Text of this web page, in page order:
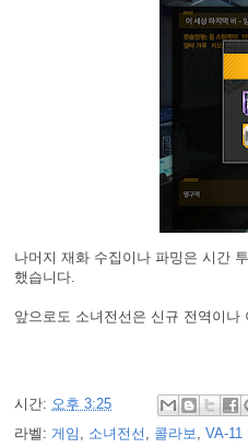
나머지 재화 수집이나 파밍은 시간
했습니다.
앞으로도 소녀전선은 신규 전역이
시간: 오후 3:25
라벨: 게임 , 소녀전선 , 콜라보, VA-11